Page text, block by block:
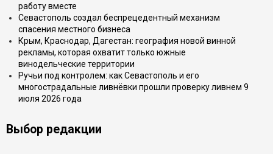
работу вместе
Севастополь создал беспрецедентный механизм
спасения местного бизнеса
Крым, Краснодар, Дагестан: география новой винной
рекламы, которая охватит только южные
винодельческие территории
Ручьи под контролем: как Севастополь и его
многострадальные ливнёвки прошли проверку ливнем 9
июля 2026 года
Выбор редакции